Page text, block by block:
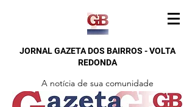
JORNAL GAZETA DOS BAIRROS - VOLTA
REDONDA
A notícia de sua comunidade